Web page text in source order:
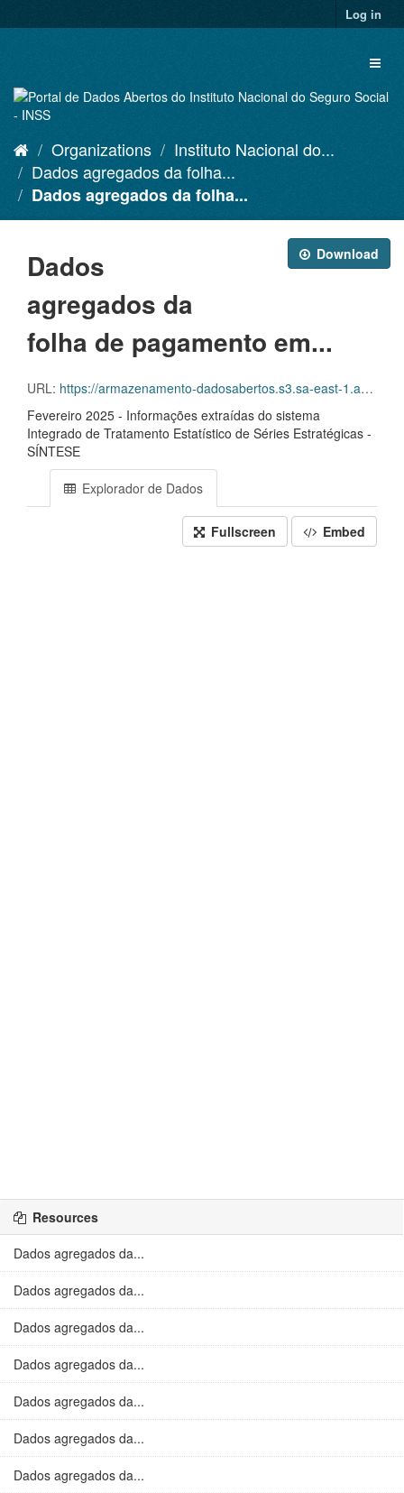
to
Log in
Organizations
Instituto Nacional do...
Dados agregados da folha...
Dados agregados da folha...
Download
Dados
agregados da
folha de pagamento em...
URL: https://armazenamento-dadosabertos.s3.sa-east-1.amazonaws.com/PDA_2023_2025/Grupos_de_dados/Dados+agregados+da+folha+de+pagamento+em+rela%C3%A7%C3%A3o+aos+benef%C3%ADcios+emitidos/p_benefemitidosespecieuo2022_20250312_101425.xlsx
Fevereiro 2025 - Informações extraídas do sistema
Integrado de Tratamento Estatístico de Séries Estratégicas -
SÍNTESE
Explorador de Dados
Fullscreen Embed
Resources
Dados agregados da...
Dados agregados da...
Dados agregados da...
Dados agregados da...
Dados agregados da...
Dados agregados da...
Dados agregados da...